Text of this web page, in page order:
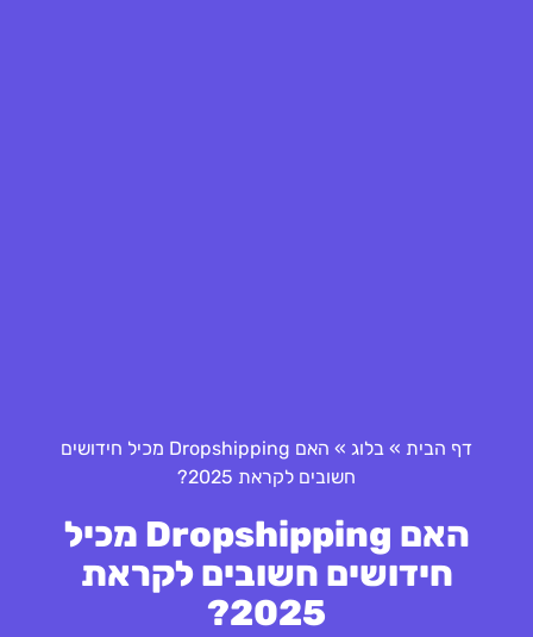
דף הבית » בלוג »
האם Dropshipping מכיל חידושים
חשובים לקראת 2025?
האם Dropshipping מכיל
חידושים חשובים לקראת
2025?